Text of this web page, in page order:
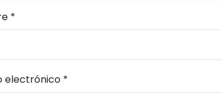
*
electrónico *